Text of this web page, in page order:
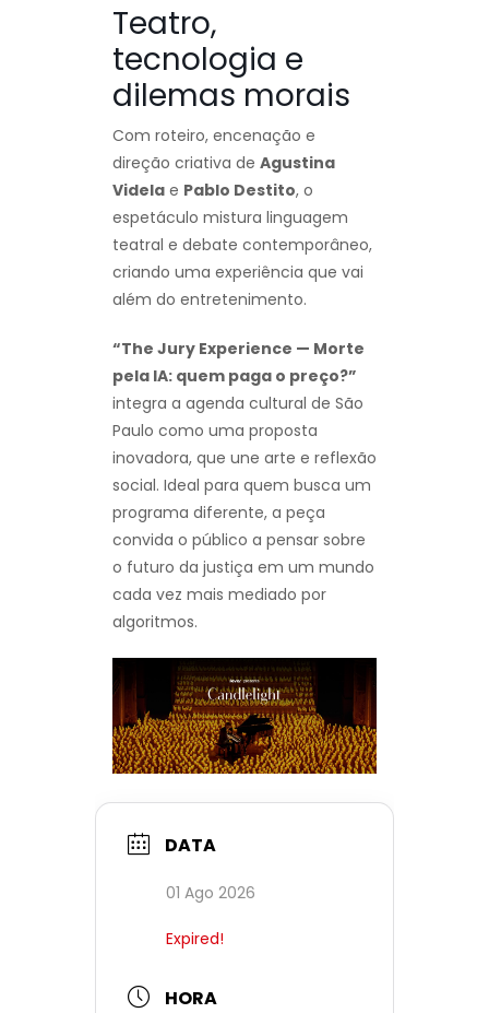
Teatro,
tecnologia e
dilemas morais
Com roteiro, encenação e
direção criativa de Agustina
Videla e Pablo Destito, o
espetáculo mistura linguagem
teatral e debate contemporâneo,
criando uma experiência que vai
além do entretenimento.
“The Jury Experience — Morte
pela IA: quem paga o preço?”
integra a agenda cultural de São
Paulo como uma proposta
inovadora, que une arte e reflexão
social. Ideal para quem busca um
programa diferente, a peça
convida o público a pensar sobre
o futuro da justiça em um mundo
cada vez mais mediado por
algoritmos.
DATA
01 Ago 2026
Expired!
HORA